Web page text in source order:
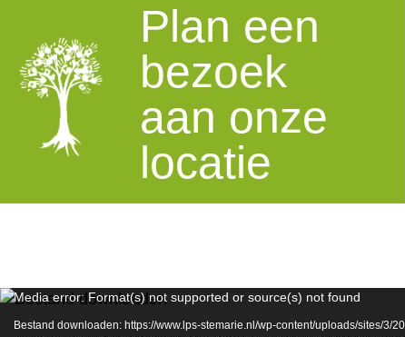
Plan een
bezoek
aan onze
locatie
Videospeler
Media error: Format(s) not supported or source(s) not found
Bestand downloaden: https://www.lps-stemarie.nl/wp-content/uploads/sites/3/